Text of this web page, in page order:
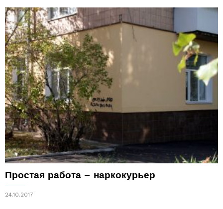
Простая работа – наркокурьер
24.10.2017